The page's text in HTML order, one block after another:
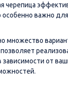
черепица
важно
множество
зависимости от